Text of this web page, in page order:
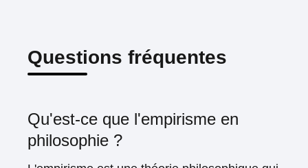
Questions fréquentes
Qu'est-ce que l'empirisme en
philosophie ?